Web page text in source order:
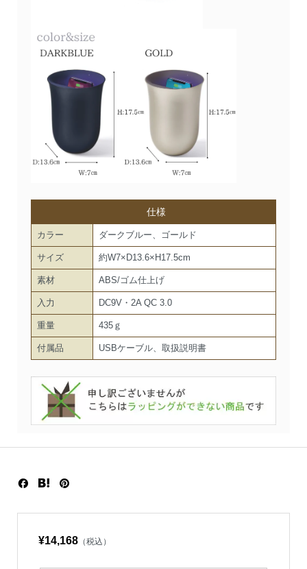
仕様
カラー ダークブルー、ゴールド
サイズ 約W7×D13.6×H17.5cm
素材 ABS/ゴム仕上げ
入力 DC9V・2A QC 3.0
重量 435ｇ
付属品 USBケーブル、取扱説明書
¥14,168（税込）